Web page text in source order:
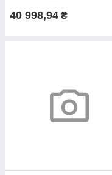
40 998,94 ₴